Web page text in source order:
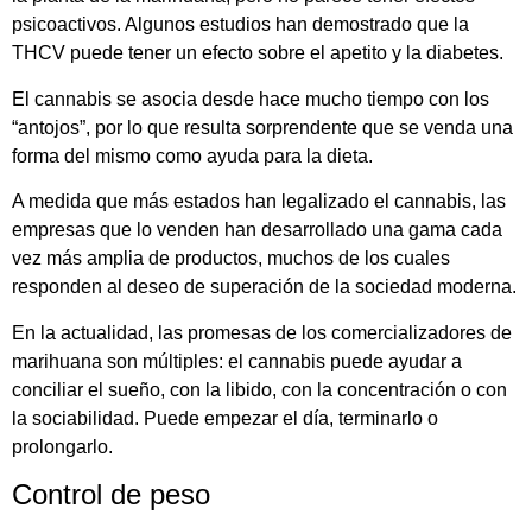
psicoactivos. Algunos estudios han demostrado que la
THCV puede tener un efecto sobre el apetito y la diabetes.
El cannabis se asocia desde hace mucho tiempo con los
“antojos”, por lo que resulta sorprendente que se venda una
forma del mismo como ayuda para la dieta.
A medida que más estados han legalizado el cannabis, las
empresas que lo venden han desarrollado una gama cada
vez más amplia de productos, muchos de los cuales
responden al deseo de superación de la sociedad moderna.
En la actualidad, las promesas de los comercializadores de
marihuana son múltiples: el cannabis puede ayudar a
conciliar el sueño, con la libido, con la concentración o con
la sociabilidad. Puede empezar el día, terminarlo o
prolongarlo.
Control de peso